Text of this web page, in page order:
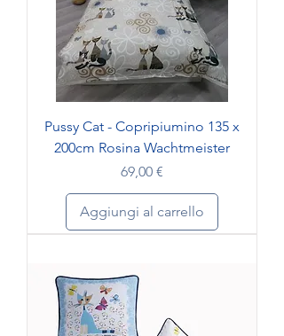
Pussy Cat - Copripiumino 135 x
200cm Rosina Wachtmeister
Prezzo
69,00 €
Aggiungi al carrello